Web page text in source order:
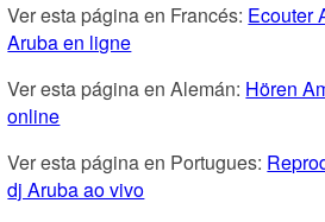
Ver esta página en Francés: Ecouter
Aruba en ligne
Ver esta página en Alemán: Hören
online
Ver esta página en Portugues:
dj Aruba ao vivo